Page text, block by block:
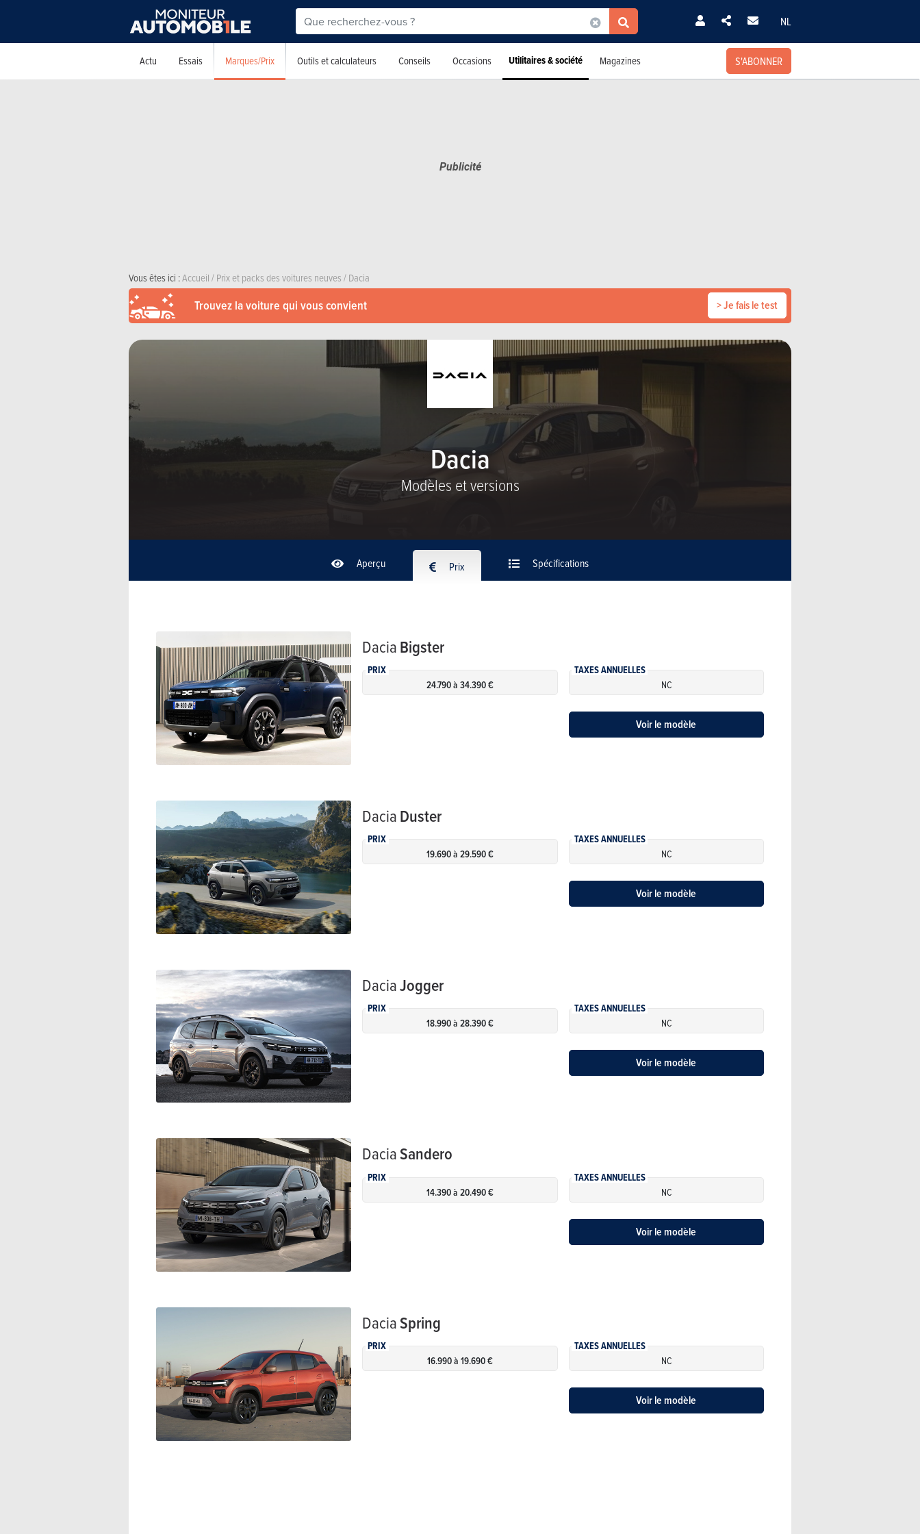
NL
Actu Essais Marques/Prix Outils et calculateurs Conseils Occasions Utilitaires & société Magazines S'ABONNER
Vous êtes ici :Accueil/Prix et packs des voitures neuves/Dacia
Trouvez la voiture qui vous convient > Je fais le test
Dacia
Modèles et versions
Aperçu Prix Spécifications
DaciaBigster
PRIX
24.790 à 34.390 €
TAXES ANNUELLES
NC
Voir le modèle
DaciaDuster
PRIX
19.690 à 29.590 €
TAXES ANNUELLES
NC
Voir le modèle
DaciaJogger
PRIX
18.990 à 28.390 €
TAXES ANNUELLES
NC
Voir le modèle
DaciaSandero
PRIX
14.390 à 20.490 €
TAXES ANNUELLES
NC
Voir le modèle
DaciaSpring
PRIX
16.990 à 19.690 €
TAXES ANNUELLES
NC
Voir le modèle